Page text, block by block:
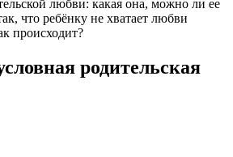
любви: какая она, можно ли ее
что ребёнку не хватает любви
происходит?
родительская